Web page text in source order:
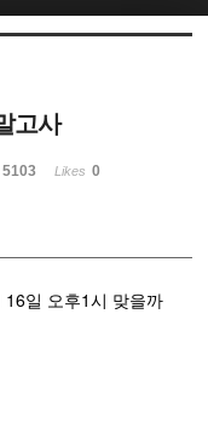
고사
5103 Likes 0
일 오후1시 맞을까
5
5